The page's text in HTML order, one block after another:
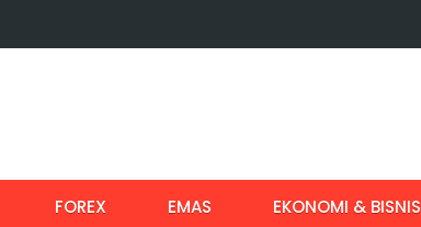
FOREX EMAS EKONOMI & BISNIS